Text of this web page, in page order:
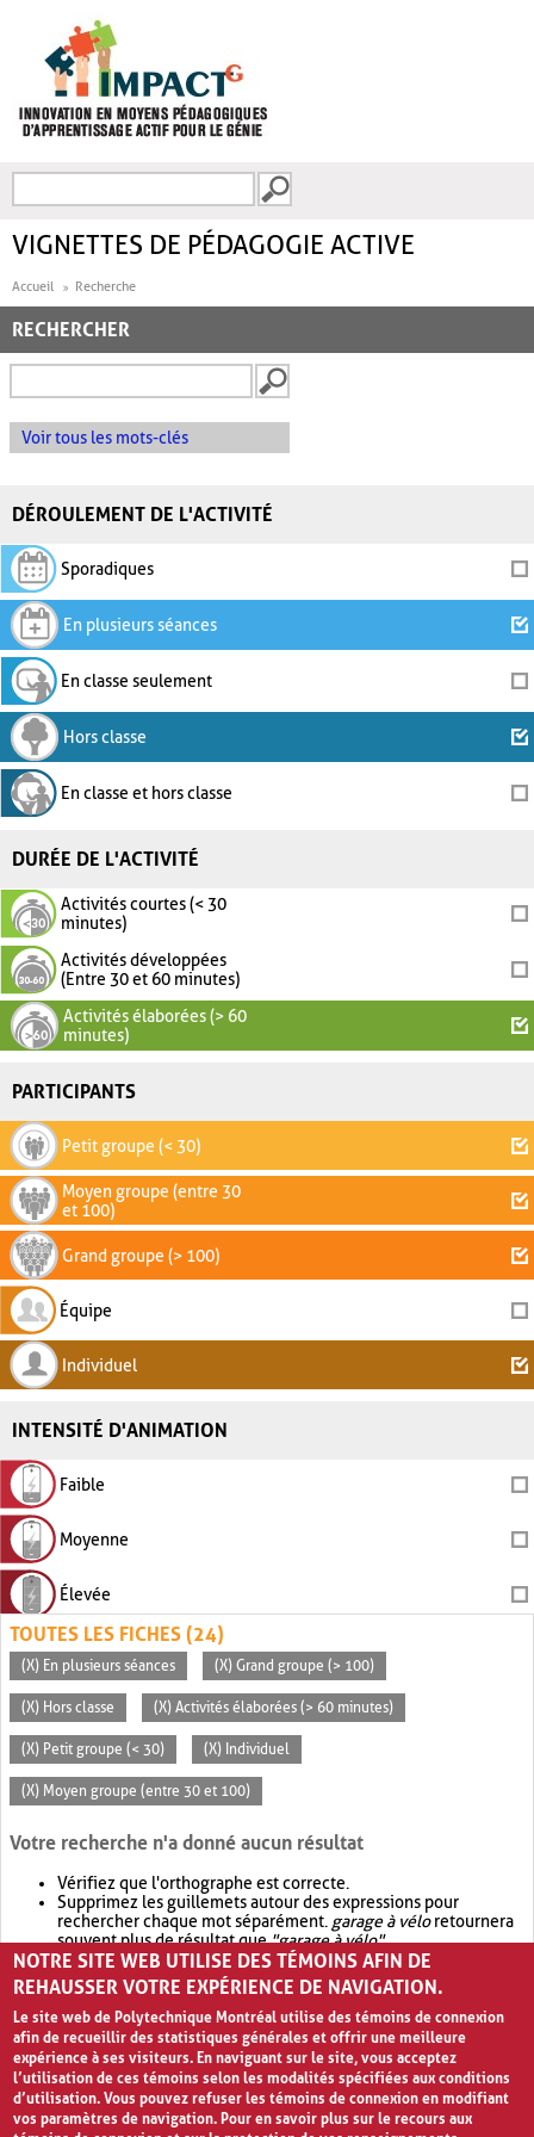
FORMULAIRE DE
VIGNETTES DE PÉDAGOGIE ACTIVE
Accueil Recherche
RECHERCHER
Voir tous les mots-clés
DÉROULEMENT DE L'ACTIVITÉ
Sporadiques
En plusieurs séances
En classe seulement
Hors classe
En classe et hors classe
DURÉE DE L'ACTIVITÉ
Activités courtes (< 30
minutes)
Activités développées
(Entre 30 et 60 minutes)
Activités élaborées (> 60
minutes)
PARTICIPANTS
Petit groupe (< 30)
Moyen groupe (entre 30
et 100)
Grand groupe (> 100)
Équipe
Individuel
INTENSITÉ D'ANIMATION
Faible
Moyenne
Élevée
TOUTES LES FICHES (24)
(X) En plusieurs séances (X) Grand groupe (> 100)
(X) Hors classe (X) Activités élaborées (> 60 minutes)
(X) Petit groupe (< 30) (X) Individuel
(X) Moyen groupe (entre 30 et 100)
Votre recherche n'a donné aucun résultat
Vérifiez que l'orthographe est correcte.
Supprimez les guillemets autour des expressions pour
rechercher chaque mot séparément. garage à véloretournera
souvent plus de résultat que"garage à vélo".
Envisagez d'élargir votre recherche avec OR.garage OR vélo
retournera souvent plus de résultat quegarage à vélo
NOTRE SITE WEB UTILISE DES TÉMOINS AFIN DE
REHAUSSER VOTRE EXPÉRIENCE DE NAVIGATION.
Le site web de Polytechnique Montréal utilise des témoins de connexion
afin de recueillir des statistiques générales et offrir une meilleure
expérience à ses visiteurs. En naviguant sur le site, vous acceptez
l’utilisation de ces témoins selon les modalités spécifiées aux conditions
d’utilisation. Vous pouvez refuser les témoins de connexion en modifiant
vos paramètres de navigation. Pour en savoir plus sur le recours aux